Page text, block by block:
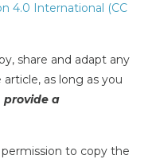
4.0 International (CC
share and adapt any
as long as you
provide a
to copy the